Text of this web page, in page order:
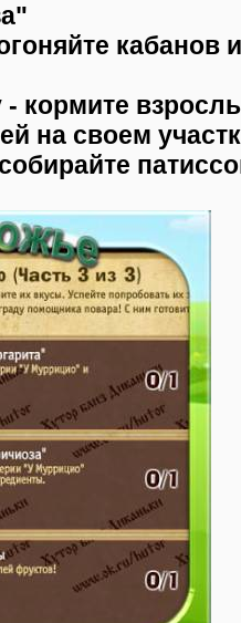
кабанов
- кормите
на своем